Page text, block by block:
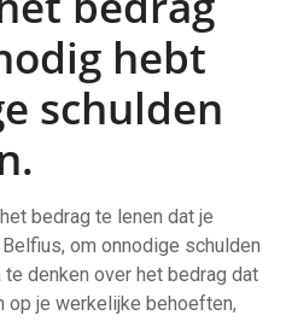
hebt
schulden
bedrag te lenen dat je
om onnodige schulden
denken over het bedrag dat
je werkelijke behoeften,